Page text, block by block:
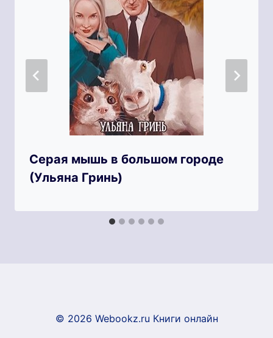
Серая мышь в большом городе
(Ульяна Гринь)
© 2026 Webookz.ru Книги онлайн